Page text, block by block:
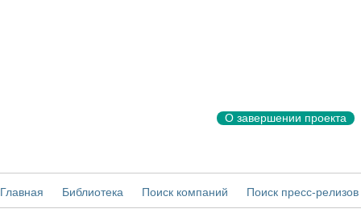
О завершении проекта
Главная Библиотека Поиск компаний Поиск пресс-релизов